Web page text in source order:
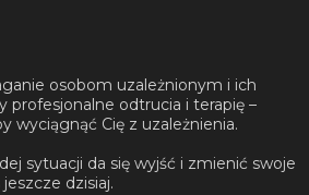
osobom uzależnionym i ich
profesjonalne odtrucia i terapię –
wyciągnąć Cię z uzależnienia.
sytuacji da się wyjść i zmienić swoje
dzisiaj.